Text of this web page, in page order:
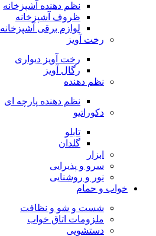
نظم دهنده آشپزخانه
ظروف آشپزخانه
لوازم برقی آشپزخانه
رخت آویز
رخت آویز دیواری
رگال آویز
نظم دهنده
نظم دهنده پارچه ای
دکوراتیو
تابلو
گلدان
ابزار
سرو و پذیرایی
نور و روشنایی
خواب و حمام
شست و شو و نظافت
ملزومات اتاق خواب
دستشویی